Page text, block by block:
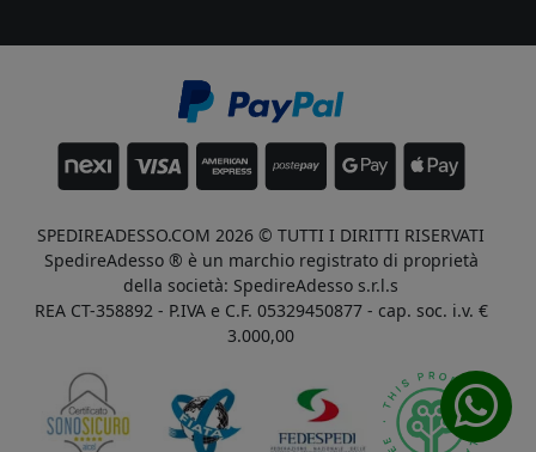
SPEDIREADESSO.COM 2026 © TUTTI I DIRITTI RISERVATI
SpedireAdesso ® è un marchio registrato di proprietà
della società: SpedireAdesso s.r.l.s
REA CT-358892 - P.IVA e C.F. 05329450877 - cap. soc. i.v. €
3.000,00